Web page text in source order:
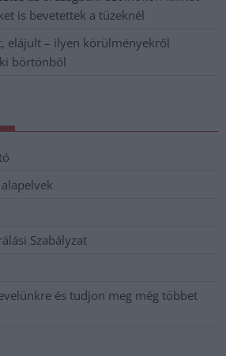
is bevetettek a tüzeknél
elájult – ilyen körülményekről
börtönből
Szabályzat
és tudjon meg még többet